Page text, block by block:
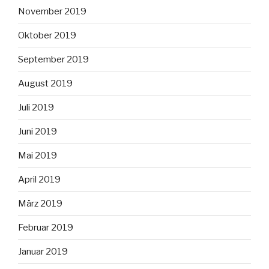
November 2019
Oktober 2019
September 2019
August 2019
Juli 2019
Juni 2019
Mai 2019
April 2019
März 2019
Februar 2019
Januar 2019